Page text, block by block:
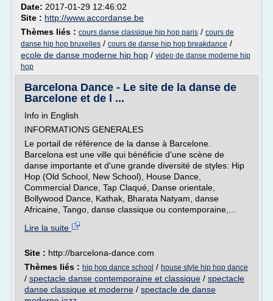
Date: 2017-01-29 12:46:02
Site : http://www.accordanse.be
Thèmes liés : cours danse classique hip hop paris / cours de
danse hip hop bruxelles / cours de danse hip hop breakdance /
ecole de danse moderne hip hop / video de danse moderne hip
hop
Barcelona Dance - Le site de la danse de
Barcelone et de l ...
Info in English
INFORMATIONS GENERALES
Le portail de référence de la danse à Barcelone.
Barcelona est une ville qui bénéficie d'une scène de
danse importante et d'une grande diversité de styles: Hip
Hop (Old School, New School), House Dance,
Commercial Dance, Tap Claqué, Danse orientale,
Bollywood Dance, Kathak, Bharata Natyam, danse
Africaine, Tango, danse classique ou contemporaine,...
Lire la suite
Site : http://barcelona-dance.com
Thèmes liés : hip hop dance school / house style hip hop dance
/ spectacle danse contemporaine et classique / spectacle
danse classique et moderne / spectacle de danse